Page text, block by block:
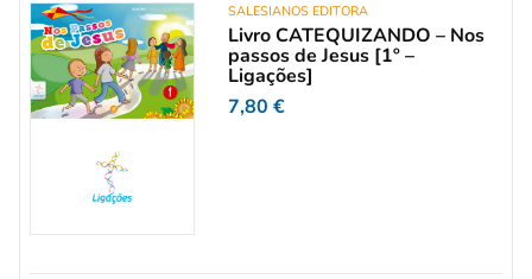
SALESIANOS EDITORA
Livro CATEQUIZANDO – Nos
passos de Jesus [1º –
Ligações]
7,80€